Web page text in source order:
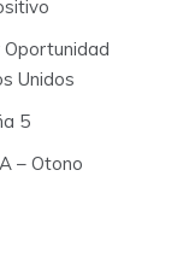
Unidos
5
– Otono